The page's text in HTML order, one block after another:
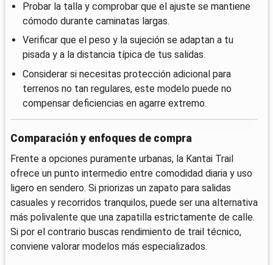
Probar la talla y comprobar que el ajuste se mantiene
cómodo durante caminatas largas.
Verificar que el peso y la sujeción se adaptan a tu
pisada y a la distancia típica de tus salidas.
Considerar si necesitas protección adicional para
terrenos no tan regulares, este modelo puede no
compensar deficiencias en agarre extremo.
Comparación y enfoques de compra
Frente a opciones puramente urbanas, la Kantai Trail
ofrece un punto intermedio entre comodidad diaria y uso
ligero en sendero. Si priorizas un zapato para salidas
casuales y recorridos tranquilos, puede ser una alternativa
más polivalente que una zapatilla estrictamente de calle.
Si por el contrario buscas rendimiento de trail técnico,
conviene valorar modelos más especializados.